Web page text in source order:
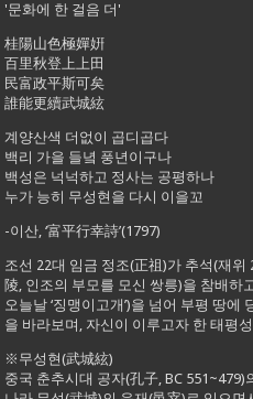
'문화에 한 걸음 더'
桂陽山色極嬋姸
百里秋登上上田
民富政平斯可矣
誰能更續武城絃
계양산색 더없이 곱디곱다
백리 가을 들녘 풍년이구나
백성은 넉넉하고 정사는 공평하나
누가 능히 무성현을 다시 이을꼬
-이산, ‘富平行幸詩’(1797)
조선 22대 임금 정조(正祖)가 추석(재
陵, 인조의 부모를 모신 쌍릉)을 참배하
오늘날 ‘징맹이고개’)을 넘어 부평 땅
을 바라보며, 자신이 이루고자 한 태평
※무성현(武城絃)
중국 춘추시대 공자(孔子, BC